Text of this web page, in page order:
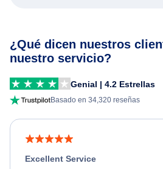
¿Qué dicen nuestros
nuestro servicio?
Genial | 4.2 Estrellas
Basado en 34,320 reseñas
Excellent Service